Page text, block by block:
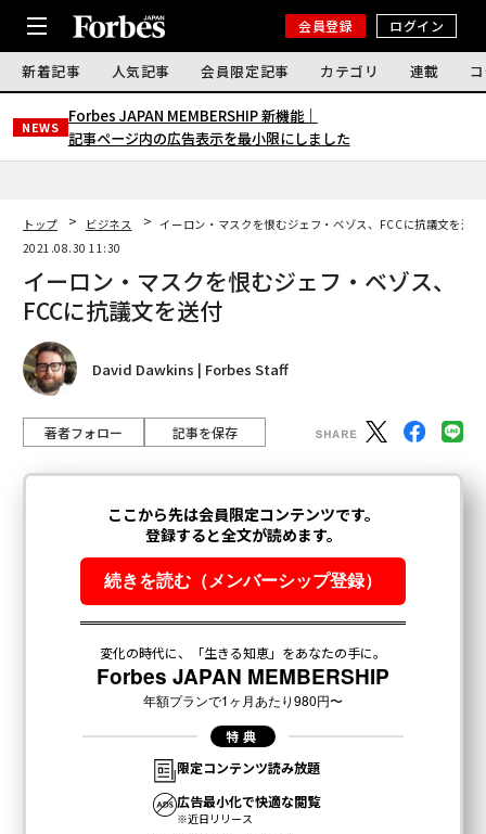
会員登録 ログイン
新着記事 人気記事 会員限定記事 カテゴリ 連載
NEWS
Forbes JAPAN MEMBERSHIP 新機能｜
記事ページ内の広告表示を最小限にしました
トップ ビジネス
イーロン・マスクを恨むジェフ・ベゾス、FCCに抗議文を送付
2021.08.30 11:30
イーロン・マスクを恨むジェフ・ベゾス、
FCCに抗議文を送付
David Dawkins | Forbes Staff
著者フォロー 記事を保存